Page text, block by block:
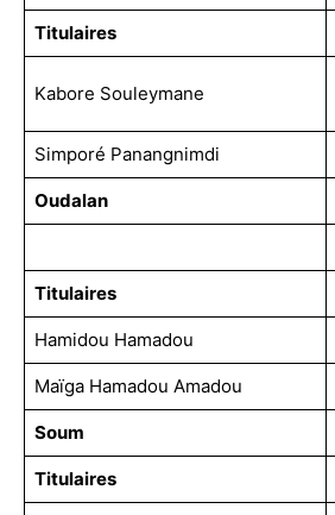
Titulaires
Kabore Souleymane
Simporé Panangnimdi
Oudalan
Titulaires
Hamidou Hamadou
Maïga Hamadou Amadou
Soum
Titulaires